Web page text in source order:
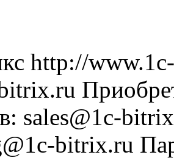
http://
: sales@1c-
bitrix.ru